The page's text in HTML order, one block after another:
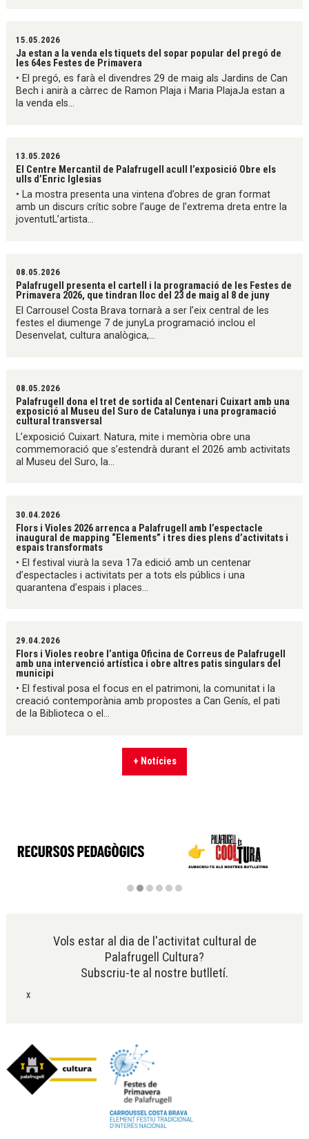
15.05.2026
Ja estan a la venda els tiquets del sopar popular del pregó de
les 64es Festes de Primavera
• El pregó, es farà el divendres 29 de maig als Jardins de Can
Bech i anirà a càrrec de Ramon Plaja i Maria PlajaJa estan a
la venda els...
13.05.2026
El Centre Mercantil de Palafrugell acull l’exposició Obre els
ulls d’Enric Iglesias
• La mostra presenta una vintena d’obres de gran format
amb un discurs crític sobre l’auge de l’extrema dreta entre la
joventutL’artista...
08.05.2026
Palafrugell presenta el cartell i la programació de les Festes de
Primavera 2026, que tindran lloc del 23 de maig al 8 de juny
El Carrousel Costa Brava tornarà a ser l’eix central de les
festes el diumenge 7 de junyLa programació inclou el
Desenvelat, cultura analògica,...
08.05.2026
Palafrugell dona el tret de sortida al Centenari Cuixart amb una
exposició al Museu del Suro de Catalunya i una programació
cultural transversal
L’exposició Cuixart. Natura, mite i memòria obre una
commemoració que s’estendrà durant el 2026 amb activitats
al Museu del Suro, la...
30.04.2026
Flors i Violes 2026 arrenca a Palafrugell amb l’espectacle
inaugural de mapping “Elements” i tres dies plens d’activitats i
espais transformats
• El festival viurà la seva 17a edició amb un centenar
d’espectacles i activitats per a tots els públics i una
quarantena d’espais i places...
29.04.2026
Flors i Violes reobre l’antiga Oficina de Correus de Palafrugell
amb una intervenció artística i obre altres patis singulars del
municipi
• El festival posa el focus en el patrimoni, la comunitat i la
creació contemporània amb propostes a Can Genís, el pati
de la Biblioteca o el...
+ Notícies
Vols estar al dia de l'activitat cultural de
Palafrugell Cultura?
Subscriu-te al nostre butlletí.
x